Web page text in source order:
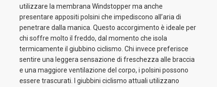
utilizzare la membrana Windstopper ma anche
presentare appositi polsini che impediscono all’aria di
penetrare dalla manica. Questo accorgimento è ideale per
chi soffre molto il freddo, dal momento che isola
termicamente il giubbino ciclismo. Chi invece preferisce
sentire una leggera sensazione di freschezza alle braccia
e una maggiore ventilazione del corpo, i polsini possono
essere trascurati. I giubbini ciclismo attuali utilizzano